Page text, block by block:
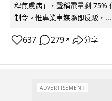
程焦慮病」，聲稱電量剩 75%
制令。惟專業車媒隨即反駁，...
637 279 ↗ 分享
ADVERTISEMENT